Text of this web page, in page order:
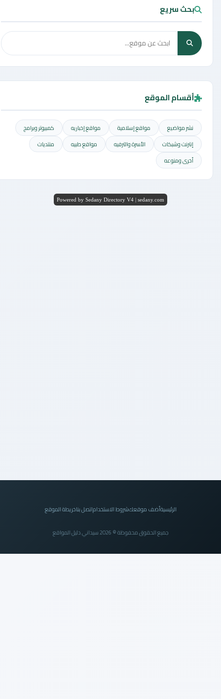
بحث سريع
أقسام الموقع
نشر مواضيع مواقع إسلامية مواقع إخباريه
كمبيوتر وبرامج
إنترنت وشبكات
الأسرة والترفيه مواقع طبيه
منتديات
أخرى ومنوعه
Powered by Sedany Directory V4 | sedany.com
الرئيسيةأضف موقعكشروط الاستخداماتصل بناخريطة الموقع
جميع الحقوق محفوظة © 2026 سيداني دليل المواقع